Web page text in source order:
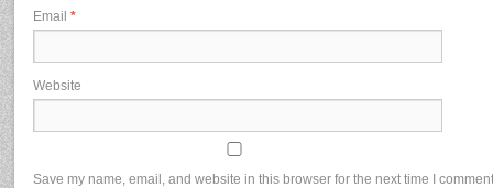
Email *
Website
Save my name, email, and website in this browser for the next time I